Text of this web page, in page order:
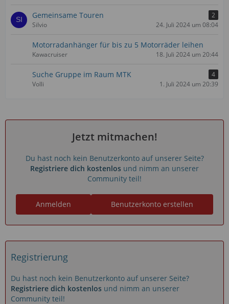
Gemeinsame Touren
2
Silvio
24. Juli 2024 um 08:04
Motorradanhänger für bis zu 5 Motorräder leihen
Kawacruiser 18. Juli 2024 um 20:44
Suche Gruppe im Raum MTK
4
Volli
1. Juli 2024 um 20:39
Jetzt mitmachen!
Du hast noch kein Benutzerkonto auf unserer Seite?
Registriere dich kostenlos und nimm an unserer
Community teil!
Benutzerkonto erstellen
Anmelden
Registrierung
Du hast noch kein Benutzerkonto auf unserer Seite?
Registriere dich kostenlos und nimm an unserer
Community teil!